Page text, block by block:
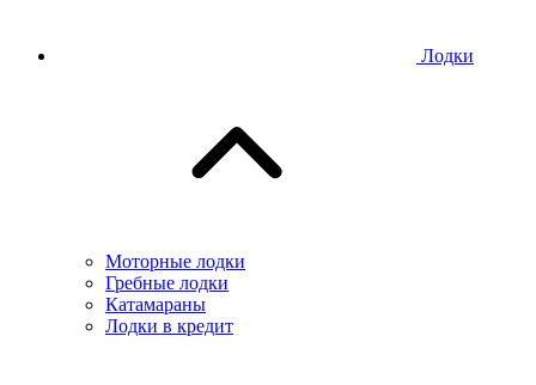
Лодки
Моторные лодки
Гребные лодки
Катамараны
Лодки в кредит